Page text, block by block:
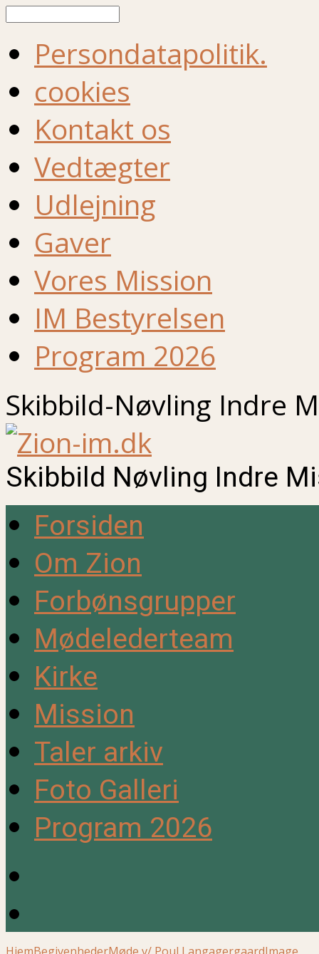
Persondatapolitik.
cookies
Kontakt os
Vedtægter
Udlejning
Gaver
Vores Mission
IM Bestyrelsen
Program 2026
Skibbild-Nøvling Indre
Skibbild Nøvling Indre
Forsiden
Om Zion
Forbønsgrupper
Mødelederteam
Kirke
Mission
Taler arkiv
Foto Galleri
Program 2026